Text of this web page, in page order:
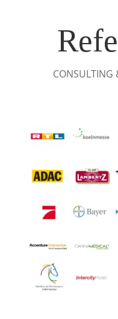
CONSULTING